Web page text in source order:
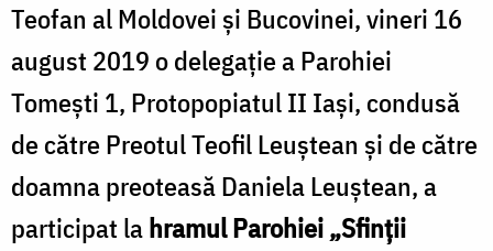
Teofan al Moldovei și Bucovinei, vineri 16
august 2019 o delegație a Parohiei
Tomești 1, Protopopiatul II Iași, condusă
de către Preotul Teofil Leuștean și de către
doamna preoteasă Daniela Leuștean, a
participat lahramul Parohiei „Sfinții